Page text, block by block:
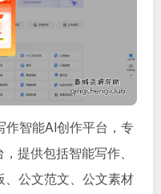
作智能AI创作平台，专
提供包括智能写作、
公文范文、公文素材